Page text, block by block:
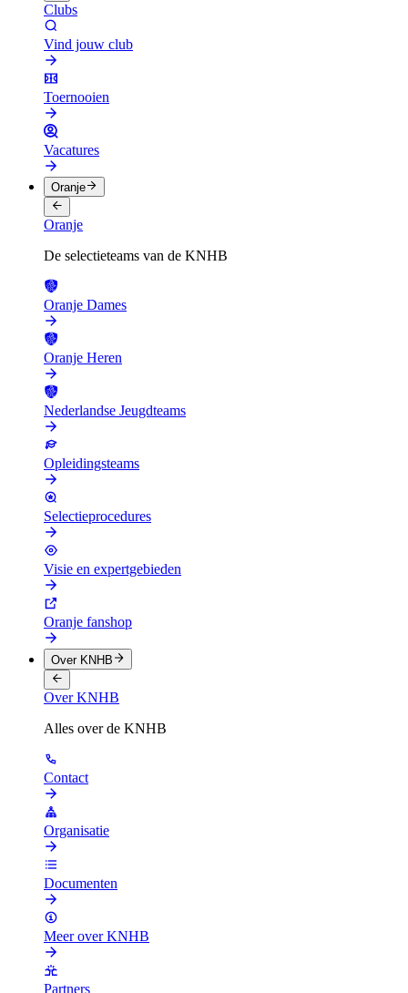
Clubs
Vind jouw club
Toernooien
Vacatures
Oranje
Oranje
De selectieteams van de KNHB
Oranje Dames
Oranje Heren
Nederlandse Jeugdteams
Opleidingsteams
Selectieprocedures
Visie en expertgebieden
Oranje fanshop
Over KNHB
Over KNHB
Alles over de KNHB
Contact
Organisatie
Documenten
Meer over KNHB
Partners